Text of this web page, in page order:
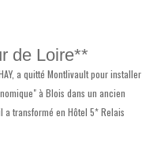
de Loire**
a quitté Montlivault pour installer
à Blois dans un ancien
a transformé en Hôtel 5* Relais